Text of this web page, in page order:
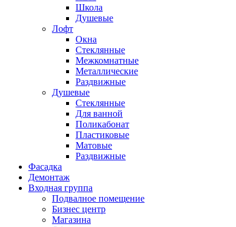
Школа
Душевые
Лофт
Окна
Стеклянные
Межкомнатные
Металлические
Раздвижные
Душевые
Стеклянные
Для ванной
Поликабонат
Пластиковые
Матовые
Раздвижные
Фасадка
Демонтаж
Входная группа
Подвалное помещение
Бизнес центр
Магазина